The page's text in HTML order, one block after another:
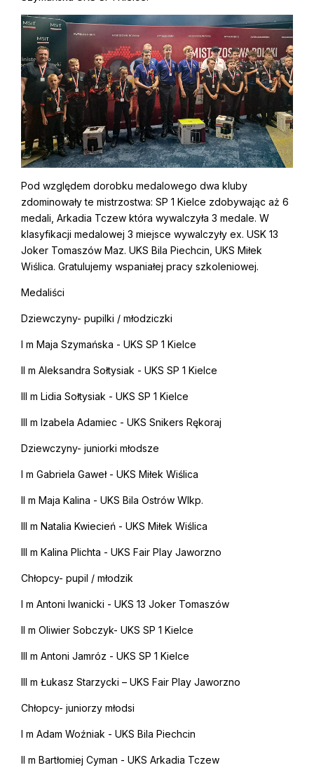
Pod względem dorobku medalowego dwa kluby
zdominowały te mistrzostwa: SP 1 Kielce zdobywając aż 6
medali, Arkadia Tczew która wywalczyła 3 medale. W
klasyfikacji medalowej 3 miejsce wywalczyły ex. USK 13
Joker Tomaszów Maz. UKS Bila Piechcin, UKS Miłek
Wiślica. Gratulujemy wspaniałej pracy szkoleniowej.
Medaliści
Dziewczyny- pupilki / młodziczki
I m Maja Szymańska - UKS SP 1 Kielce
II m Aleksandra Sołtysiak - UKS SP 1 Kielce
III m Lidia Sołtysiak - UKS SP 1 Kielce
III m Izabela Adamiec - UKS Snikers Rękoraj
Dziewczyny- juniorki młodsze
I m Gabriela Gaweł - UKS Miłek Wiślica
II m Maja Kalina - UKS Bila Ostrów Wlkp.
III m Natalia Kwiecień - UKS Miłek Wiślica
III m Kalina Plichta - UKS Fair Play Jaworzno
Chłopcy- pupil / młodzik
I m Antoni Iwanicki - UKS 13 Joker Tomaszów
II m Oliwier Sobczyk- UKS SP 1 Kielce
III m Antoni Jamróz - UKS SP 1 Kielce
III m Łukasz Starzycki – UKS Fair Play Jaworzno
Chłopcy- juniorzy młodsi
I m Adam Woźniak - UKS Bila Piechcin
II m Bartłomiej Cyman - UKS Arkadia Tczew